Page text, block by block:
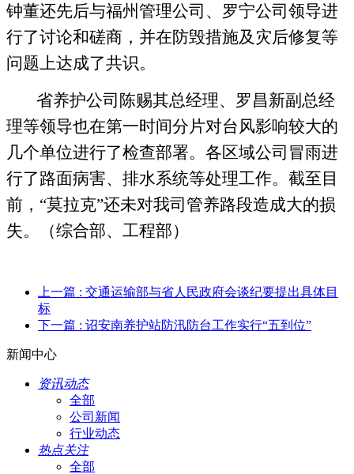
钟董还先后与福州管理公司、罗宁公司领导进
行了讨论和磋商，并在防毁措施及灾后修复等
问题上达成了共识。
省养护公司陈赐其总经理、罗昌新副总经
理等领导也在第一时间分片对台风影响较大的
几个单位进行了检查部署。各区域公司冒雨进
行了路面病害、排水系统等处理工作。截至目
前，“莫拉克”还未对我司管养路段造成大的损
失。（综合部、工程部）
上一篇 : 交通运输部与省人民政府会谈纪要提出具体目
标
下一篇 : 诏安南养护站防汛防台工作实行“五到位”
新闻中心
资讯动态
全部
公司新闻
行业动态
热点关注
全部